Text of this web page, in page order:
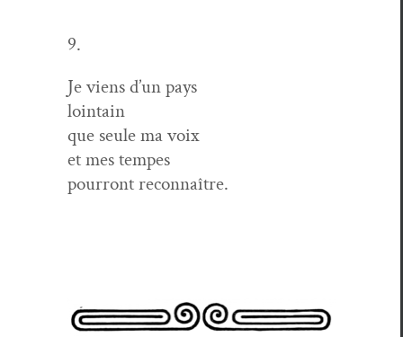
9.
Je viens d’un pays
lointain
que seule ma voix
et mes tempes
pour­ront reconnaître.